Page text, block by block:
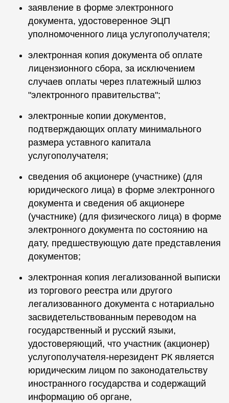
заявление в форме электронного
документа, удостоверенное ЭЦП
уполномоченного лица услугополучателя;
электронная копия документа об оплате
лицензионного сбора, за исключением
случаев оплаты через платежный шлюз
"электронного правительства";
электронные копии документов,
подтверждающих оплату минимального
размера уставного капитала
услугополучателя;
сведения об акционере (участнике) (для
юридического лица) в форме электронного
документа и сведения об акционере
(участнике) (для физического лица) в форме
электронного документа по состоянию на
дату, предшествующую дате представления
документов;
электронная копия легализованной выписки
из торгового реестра или другого
легализованного документа с нотариально
засвидетельствованным переводом на
государственный и русский языки,
удостоверяющий, что участник (акционер)
услугополучателя-нерезидент РК является
юридическим лицом по законодательству
иностранного государства и содержащий
информацию об органе,